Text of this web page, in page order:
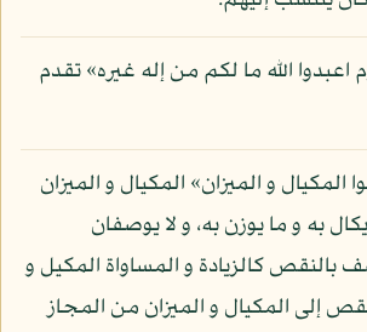
اعبدوا الله ما لكم من إله غيره» تقدم
المكيال و الميزان» المكيال و الميزان
به و ما يوزن به، و لا يوصفان
بالنقص كالزيادة و المساواة المكيل و
إلى المكيال و الميزان من المجاز